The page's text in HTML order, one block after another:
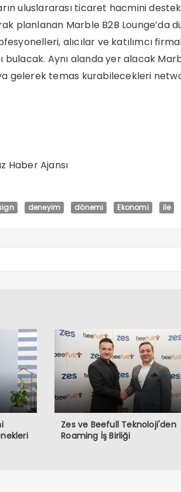
uluslararası ticaret hacmini
planlanan Marble B2B Lounge’da
alıcılar ve katılımcı
Aynı alanda yer alacak
gelerek temas kurabilecekleri
Haber Ajansı
deneyim dönemi Ekonomi ile
Zes ve Beefull Teknoloji'den
Roaming İş Birliği